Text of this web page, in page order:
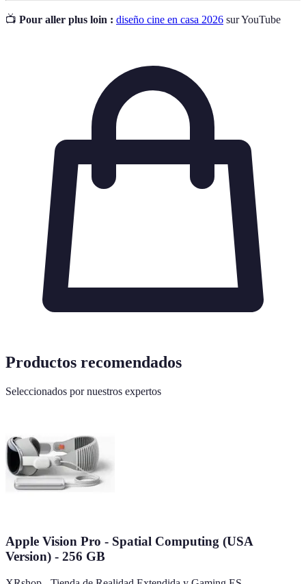
📺 Pour aller plus loin : diseño cine en casa 2026 sur YouTube
Productos recomendados
Seleccionados por nuestros expertos
Apple Vision Pro - Spatial Computing (USA
Version) - 256 GB